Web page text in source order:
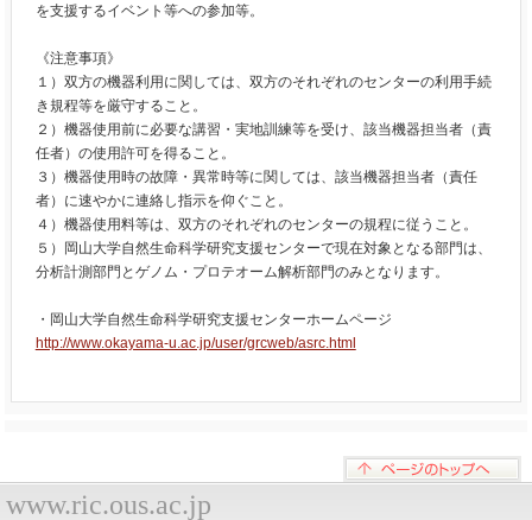
を支援するイベント等への参加等。
《注意事項》
１）双方の機器利用に関しては、双方のそれぞれのセンターの利用手続
き規程等を厳守すること。
２）機器使用前に必要な講習・実地訓練等を受け、該当機器担当者（責
任者）の使用許可を得ること。
３）機器使用時の故障・異常時等に関しては、該当機器担当者（責任
者）に速やかに連絡し指示を仰ぐこと。
４）機器使用料等は、双方のそれぞれのセンターの規程に従うこと。
５）岡山大学自然生命科学研究支援センターで現在対象となる部門は、
分析計測部門とゲノム・プロテオーム解析部門のみとなります。
・岡山大学自然生命科学研究支援センターホームページ
http://www.okayama-u.ac.jp/user/grcweb/asrc.html
www.ric.ous.ac.jp